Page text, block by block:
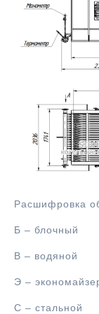
Расшифровка
Б – блочный
В – водяной
Э –
С – стальной